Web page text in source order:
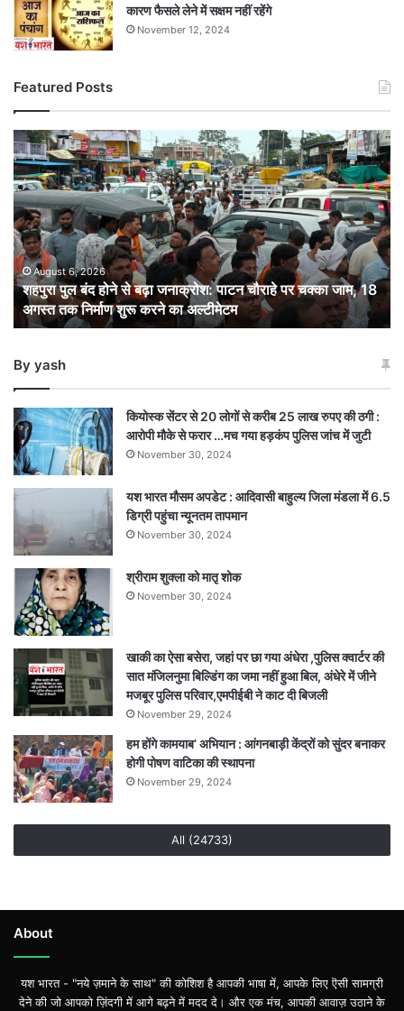
कारण फैसले लेने में सक्षम नहीं रहेंगे
November 12, 2024
Featured Posts
शहपुरा
पुल
बंद
होने
से
बढ़ा
जनाक्रोश:
पाटन
चौराहे
पर
चक्का
18
अगस्त
निर्माण
शुरू
करने
का
अल्टीमेटम
August 6, 2026
शहपुरा पुल बंद होने से बढ़ा जनाक्रोश: पाटन चौराहे पर चक्का जाम, 18
अगस्त तक निर्माण शुरू करने का अल्टीमेटम
By yash
कियोस्क सेंटर से 20 लोगों से करीब 25 लाख रुपए की ठगी :
आरोपी मौके से फरार …मच गया हड़कंप पुलिस जांच में जुटी
November 30, 2024
यश भारत मौसम अपडेट : आदिवासी बाहुल्य जिला मंडला में 6.5
डिग्री पहुंचा न्यूनतम तापमान
November 30, 2024
श्रीराम शुक्ला को मातृ शोक
November 30, 2024
खाकी का ऐसा बसेरा, जहां पर छा गया अंधेरा ,पुलिस क्वार्टर की
सात मंजिलनुमा बिल्डिंग का जमा नहीं हुआ बिल, अंधेरे में जीने
मजबूर पुलिस परिवार,एमपीईबी ने काट दी बिजली
November 29, 2024
हम होंगे कामयाब’ अभियान : आंगनबाड़ी केंद्रों को सुंदर बनाकर
होगी पोषण वाटिका की स्थापना
November 29, 2024
All (24733)
About
यश भारत - "नये ज़माने के साथ" की कोशिश है आपकी भाषा में, आपके लिए ऎसी सामग्री
देने की जो आपको ज़िंदगी में आगे बढ़ने में मदद दे। और एक मंच, आपकी आवाज़ उठाने के